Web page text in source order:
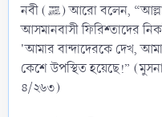
নবী (ﷺ) আরো বলেন, “আল্লাহ তাআলা আরাফাত-ওয়ালাদের নিয়ে
আসমানবাসী ফিরিশ্তাদের
'আমার বান্দাদেরকে দেখ,
কেশে উপস্থিত হয়েছে!”
৪/২৬৩)